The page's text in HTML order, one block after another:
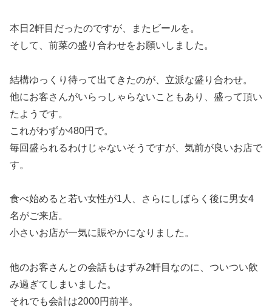
本日2軒目だったのですが、またビールを。
そして、前菜の盛り合わせをお願いしました。
結構ゆっくり待って出てきたのが、立派な盛り合わせ。
他にお客さんがいらっしゃらないこともあり、盛って頂い
たようです。
これがわずか480円で。
毎回盛られるわけじゃないそうですが、気前が良いお店で
す。
食べ始めると若い女性が1人、さらにしばらく後に男女4
名がご来店。
小さいお店が一気に賑やかになりました。
他のお客さんとの会話もはずみ2軒目なのに、ついつい飲
み過ぎてしまいました。
それでも会計は2000円前半。